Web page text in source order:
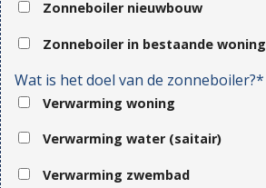
Zonneboiler nieuwbouw
Zonneboiler in bestaande woning
Wat is het doel van de zonneboiler?*
Verwarming woning
Verwarming water (saitair)
Verwarming zwembad